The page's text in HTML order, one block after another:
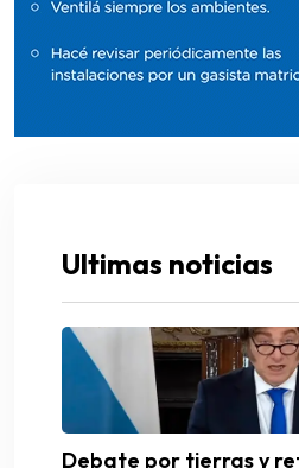
Ultimas noticias
Debate por tierras y